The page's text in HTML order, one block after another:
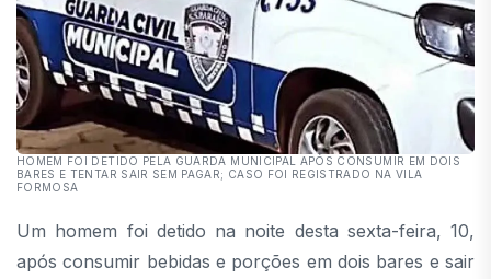
HOMEM FOI DETIDO PELA GUARDA MUNICIPAL APÓS CONSUMIR EM DOIS
BARES E TENTAR SAIR SEM PAGAR; CASO FOI REGISTRADO NA VILA
FORMOSA
Um homem foi detido na noite desta sexta-feira, 10,
após consumir bebidas e porções em dois bares e sair